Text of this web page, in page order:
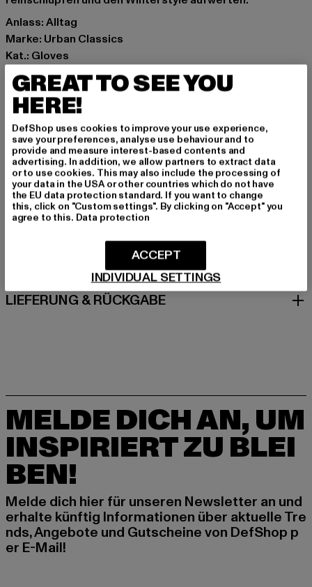
Anlass: Alltag
Marke: Urban Classics
Kat.: Gloves
Farbe: schwarz
Hersteller Farbe: black
Materialzusammensetzung: 100% Polyester
Art.Nr: TB6529-00007
Hersteller: TB International GmbH |info@tbint.de
Dr.-Robert-Murjahn-Straße 7 | 64372 Ober-Ramstadt |
DE
GRÖSSE & PASSFORM
PFLEGEHINWEISE
LIEFERUNG & RÜCKGABE
MELDE DICH AN, UM
INSPIRIERT ZU BLEI
BEN!
Melde dich hier für unseren Newsletter an und
erhalte künftig Informationen über aktuelle Tre
nds, Angebote und Gutscheine von DefShop p
er E-Mail!
GREAT TO SEE YOU
HERE!
DefShop uses cookies to improve your use experience,
save your preferences, analyse use behaviour and to
provide and measure interest-based contents and
advertising. In addition, we allow partners to extract data
or to use cookies. This may also include the processing of
your data in the USA or other countries which do not have
the EU data protection standard. If you want to change
this, click on "Custom settings". By clicking on "Accept" you
agree to this. Data protection
INDIVIDUAL SETTINGS
ACCEPT